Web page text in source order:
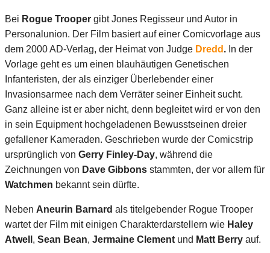
Bei Rogue Trooper gibt Jones Regisseur und Autor in
Personalunion. Der Film basiert auf einer Comicvorlage aus
dem 2000 AD-Verlag, der Heimat von Judge Dredd . In der
Vorlage geht es um einen blauhäutigen Genetischen
Infanteristen, der als einziger Überlebender einer
Invasionsarmee nach dem Verräter seiner Einheit sucht.
Ganz alleine ist er aber nicht, denn begleitet wird er von den
in sein Equipment hochgeladenen Bewusstseinen dreier
gefallener Kameraden. Geschrieben wurde der Comicstrip
ursprünglich von Gerry Finley-Day, während die
Zeichnungen von Dave Gibbons stammten, der vor allem für
Watchmen bekannt sein dürfte.
Neben Aneurin Barnard als titelgebender Rogue Trooper
wartet der Film mit einigen Charakterdarstellern wie Haley
Atwell , Sean Bean, Jermaine Clement und Matt Berry auf.